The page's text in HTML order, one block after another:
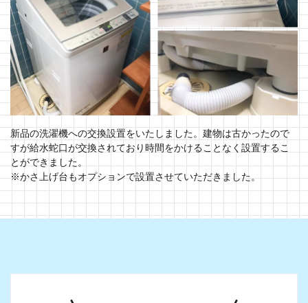
新品の洗濯機への交換設置をいたしました。建物は古かったので
すが給水蛇口が交換されており時間をかけることなく設置するこ
とができました。
※かさ上げ台もオプションで設置させていただきました。